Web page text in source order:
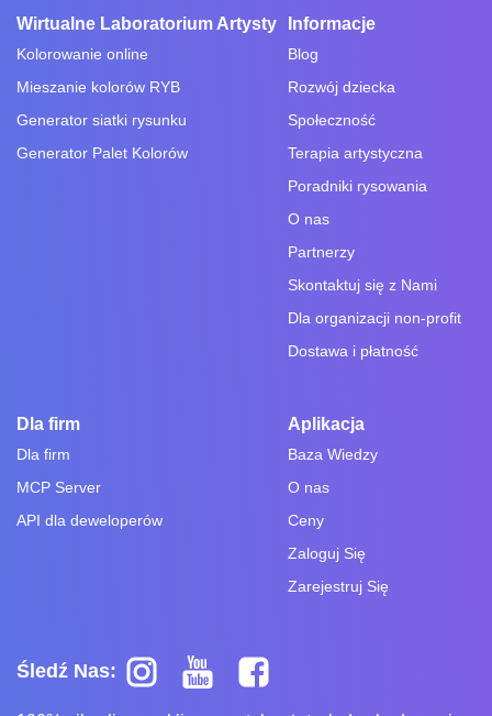
Wirtualne Laboratorium Artysty
Kolorowanie online
Mieszanie kolorów RYB
Generator siatki rysunku
Generator Palet Kolorów
Informacje
Blog
Rozwój dziecka
Społeczność
Terapia artystyczna
Poradniki rysowania
O nas
Partnerzy
Skontaktuj się z Nami
Dla organizacji non-profit
Dostawa i płatność
Dla firm
Dla firm
MCP Server
API dla deweloperów
Aplikacja
Baza Wiedzy
O nas
Ceny
Zaloguj Się
Zarejestruj Się
Śledź Nas: